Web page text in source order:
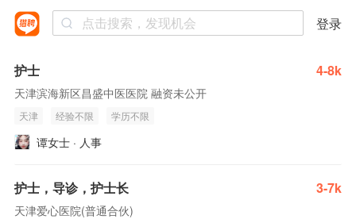
登录
护士 4-8k
天津滨海新区昌盛中医医院 融资未公开
天津 经验不限 学历不限
谭女士 · 人事
护士，导诊，护士长 3-7k
天津爱心医院(普通合伙)